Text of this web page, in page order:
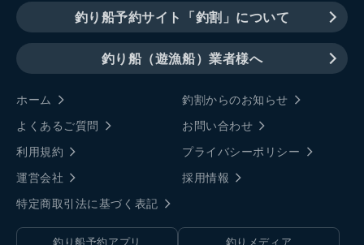
釣り船予約サイト「釣割」について
釣り船（遊漁船）業者様へ
ホーム
釣割からのお知らせ
よくあるご質問
お問い合わせ
利用規約
プライバシーポリシー
運営会社
採用情報
特定商取引法に基づく表記
釣り船予約アプリ
釣りメディア